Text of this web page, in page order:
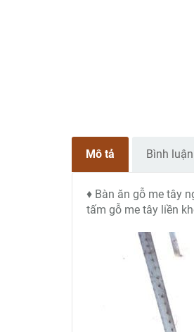
Mô tả Bình luận
♦ Bàn ăn gỗ me tây
tấm gỗ me tây liền